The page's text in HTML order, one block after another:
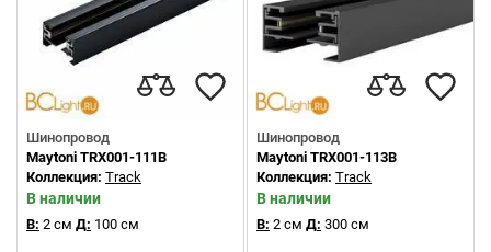
Шинопровод
Maytoni TRX001-111B
Коллекция: Track
В наличии
В: 2 см Д: 100 см
Шинопровод
Maytoni TRX001-113B
Коллекция: Track
В наличии
В: 2 см Д: 300 см